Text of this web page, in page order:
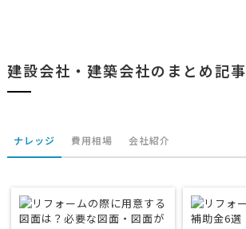
建設会社・建築会社のまとめ記事
ナレッジ 費用相場 会社紹介